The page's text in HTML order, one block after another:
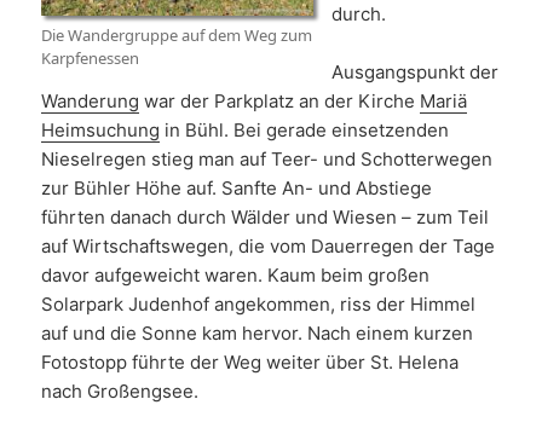
Die Wandergruppe auf dem Weg zum
Karpfenessen
durch.
Ausgangspunkt der
Wanderung war der Parkplatz an der Kirche Mariä
Heimsuchung in Bühl. Bei gerade einsetzenden
Nieselregen stieg man auf Teer- und Schotterwegen
zur Bühler Höhe auf. Sanfte An- und Abstiege
führten danach durch Wälder und Wiesen – zum Teil
auf Wirtschaftswegen, die vom Dauerregen der Tage
davor aufgeweicht waren. Kaum beim großen
Solarpark Judenhof angekommen, riss der Himmel
auf und die Sonne kam hervor. Nach einem kurzen
Fotostopp führte der Weg weiter über St. Helena
nach Großengsee.